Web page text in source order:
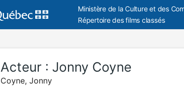
Ministère de la Culture et des
Répertoire des films classés
Acteur : Jonny Coyne
Coyne, Jonny